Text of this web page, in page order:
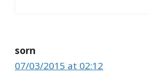
sorn
07/03/2015 at 02:12